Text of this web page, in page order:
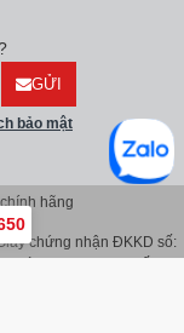
GỬI
bảo mật
hãng
chứng nhận ĐKKD số: